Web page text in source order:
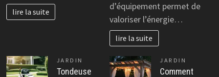
lire la suite
d’équipement permet de
valoriser l’énergie…
lire la suite
JARDIN
Tondeuse
JARDIN
Comment